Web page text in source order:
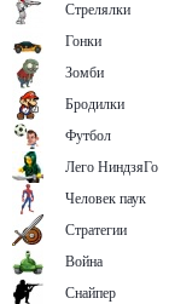
Стрелялки
Гонки
Зомби
Бродилки
Футбол
Лего НиндзяГо
Человек паук
Стратегии
Война
Снайпер